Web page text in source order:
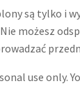
są tylko i
możesz
use only.